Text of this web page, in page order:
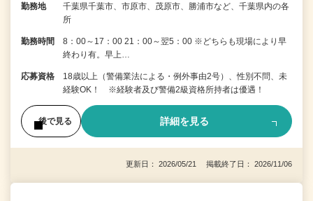
勤務地
千葉県千葉市、市原市、茂原市、勝浦市など、千葉県内の各
所
勤務時間
8：00～17：00 21：00～翌5：00 ※どちらも現場により早
終わり有。早上…
応募資格
18歳以上（警備業法による・例外事由2号）、性別不問、未
経験OK！ ※経験者及び警備2級資格所持者は優遇！
後で見る 詳細を見る
更新日： 2026/05/21 掲載終了日： 2026/11/06